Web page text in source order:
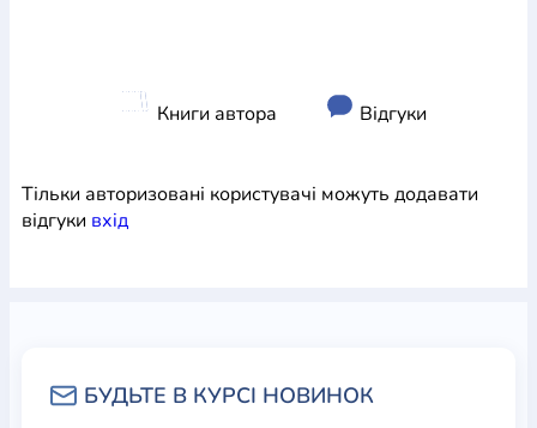
Книги автора Відгуки
Тільки авторизовані користувачі можуть додавати
відгуки вхiд